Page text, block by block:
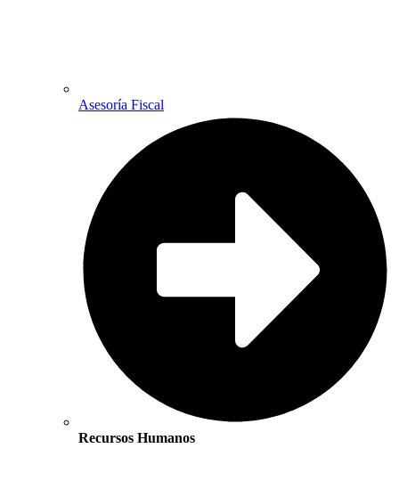
Asesoría Fiscal
Recursos Humanos